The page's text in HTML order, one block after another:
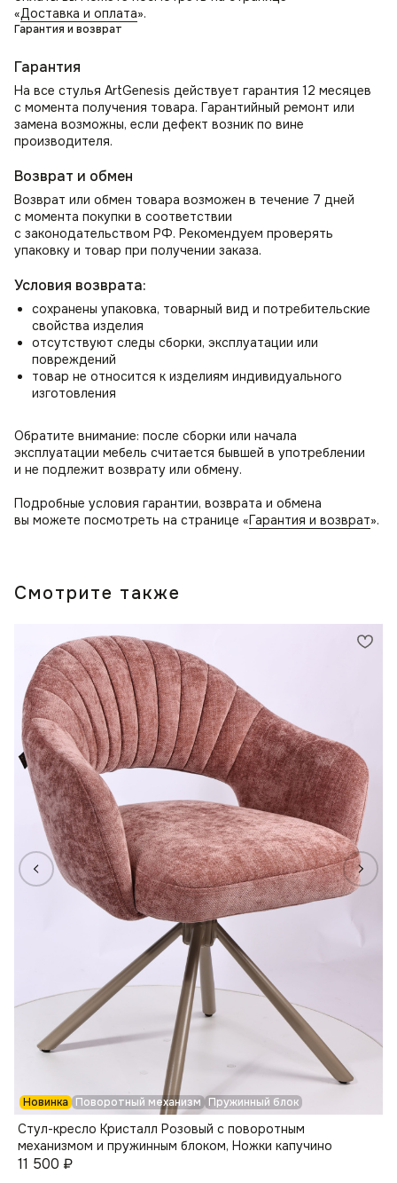
«Доставка и оплата».
Гарантия и возврат
Гарантия
На все стулья ArtGenesis действует гарантия 12 месяцев
с момента получения товара. Гарантийный ремонт или
замена возможны, если дефект возник по вине
производителя.
Возврат и обмен
Возврат или обмен товара возможен в течение 7 дней
с момента покупки в соответствии
с законодательством РФ. Рекомендуем проверять
упаковку и товар при получении заказа.
Условия возврата:
сохранены упаковка, товарный вид и потребительские
свойства изделия
отсутствуют следы сборки, эксплуатации или
повреждений
товар не относится к изделиям индивидуального
изготовления
Обратите внимание: после сборки или начала
эксплуатации мебель считается бывшей в употреблении
и не подлежит возврату или обмену.
Подробные условия гарантии, возврата и обмена
вы можете посмотреть на странице «Гарантия и возврат».
Смотрите также
Новинка Поворотный механизм Пружинный блок
Стул-кресло Кристалл Розовый с поворотным
механизмом и пружинным блоком, Ножки капучино
11 500 ₽